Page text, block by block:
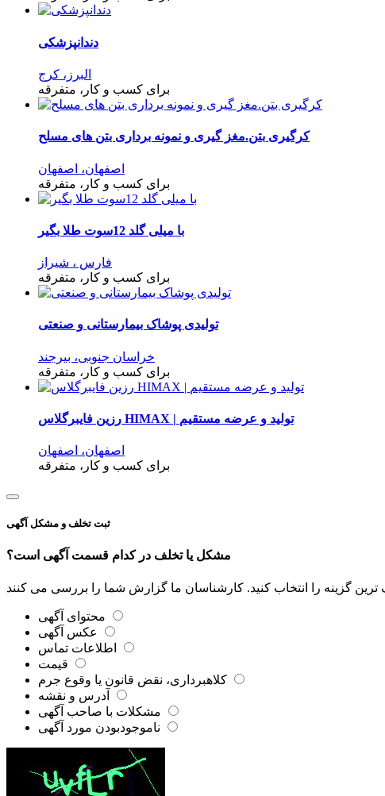
دندانپزشکی
البرز، کرج
برای کسب و کار، متفرقه
کرگیری بتن.مغز گیری و نمونه برداری بتن های مسلح
اصفهان، اصفهان
برای کسب و کار، متفرقه
با میلی گلد 12سوت طلا بگیر
فارس ، شیراز
برای کسب و کار، متفرقه
تولیدی پوشاک بیمارستانی و صنعتی
خراسان جنوبی، بیرجند
برای کسب و کار، متفرقه
رزین فایبرگلاس HIMAX | تولید و عرضه مستقیم
اصفهان، اصفهان
برای کسب و کار، متفرقه
ثبت تخلف و مشکل آگهی
مشکل یا تخلف در کدام قسمت آگهی است؟